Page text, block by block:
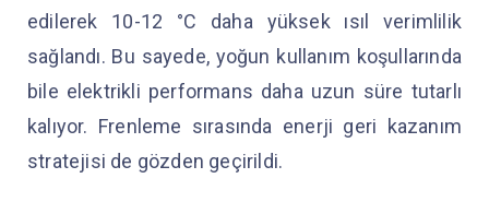
edilerek 10-12 °C daha yüksek ısıl verimlilik
sağlandı. Bu sayede, yoğun kullanım koşullarında
bile elektrikli performans daha uzun süre tutarlı
kalıyor. Frenleme sırasında enerji geri kazanım
stratejisi de gözden geçirildi.